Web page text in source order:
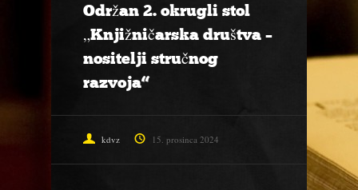
Održan 2. okrugli stol
„Knjižničarska društva –
nositelji stručnog
razvoja“
kdvz 15. prosinca 2024